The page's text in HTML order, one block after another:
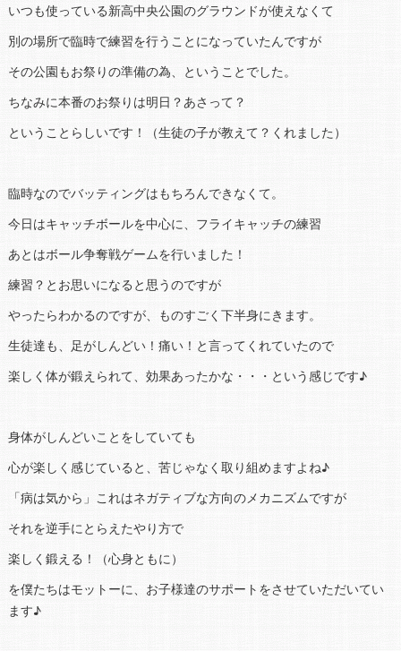
いつも使っている新高中央公園のグラウンドが使えなくて
別の場所で臨時で練習を行うことになっていたんですが
その公園もお祭りの準備の為、ということでした。
ちなみに本番のお祭りは明日？あさって？
ということらしいです！（生徒の子が教えて？くれました）
臨時なのでバッティングはもちろんできなくて。
今日はキャッチボールを中心に、フライキャッチの練習
あとはボール争奪戦ゲームを行いました！
練習？とお思いになると思うのですが
やったらわかるのですが、ものすごく下半身にきます。
生徒達も、足がしんどい！痛い！と言ってくれていたので
楽しく体が鍛えられて、効果あったかな・・・という感じです♪
身体がしんどいことをしていても
心が楽しく感じていると、苦じゃなく取り組めますよね♪
「病は気から」これはネガティブな方向のメカニズムですが
それを逆手にとらえたやり方で
楽しく鍛える！（心身ともに）
を僕たちはモットーに、お子様達のサポートをさせていただいてい
ます♪